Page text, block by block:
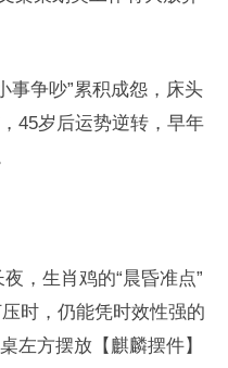
事争吵”累积成怨，床头
45岁后运势逆转，早年
，生肖鸡的“晨昏准点”
时，仍能凭时效性强的
左方摆放【麒麟摆件】